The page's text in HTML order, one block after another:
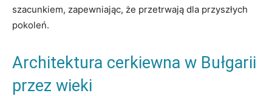
szacunkiem, zapewniając, że przetrwają dla przyszłych
pokoleń.
Architektura cerkiewna w Bułgarii
przez wieki